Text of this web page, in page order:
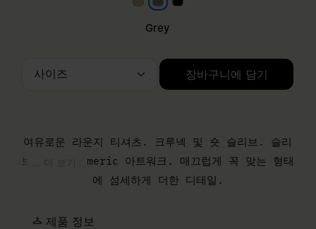
BeigeGrey
Grey
블랙
장바구니에 담기
여유로운 라운지 티셔츠. 크루넥 및 숏 슬리브. 슬리
브의 MM6 numeric 아트워크. 매끄럽게 꼭 맞는 형태
에 섬세하게 더한 디테일.
제품 정보